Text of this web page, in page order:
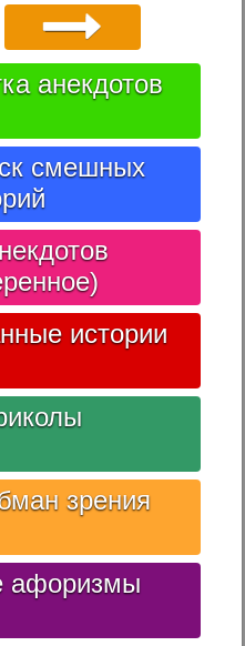
анекдотов
смешных
истории
зрения
афоризмы